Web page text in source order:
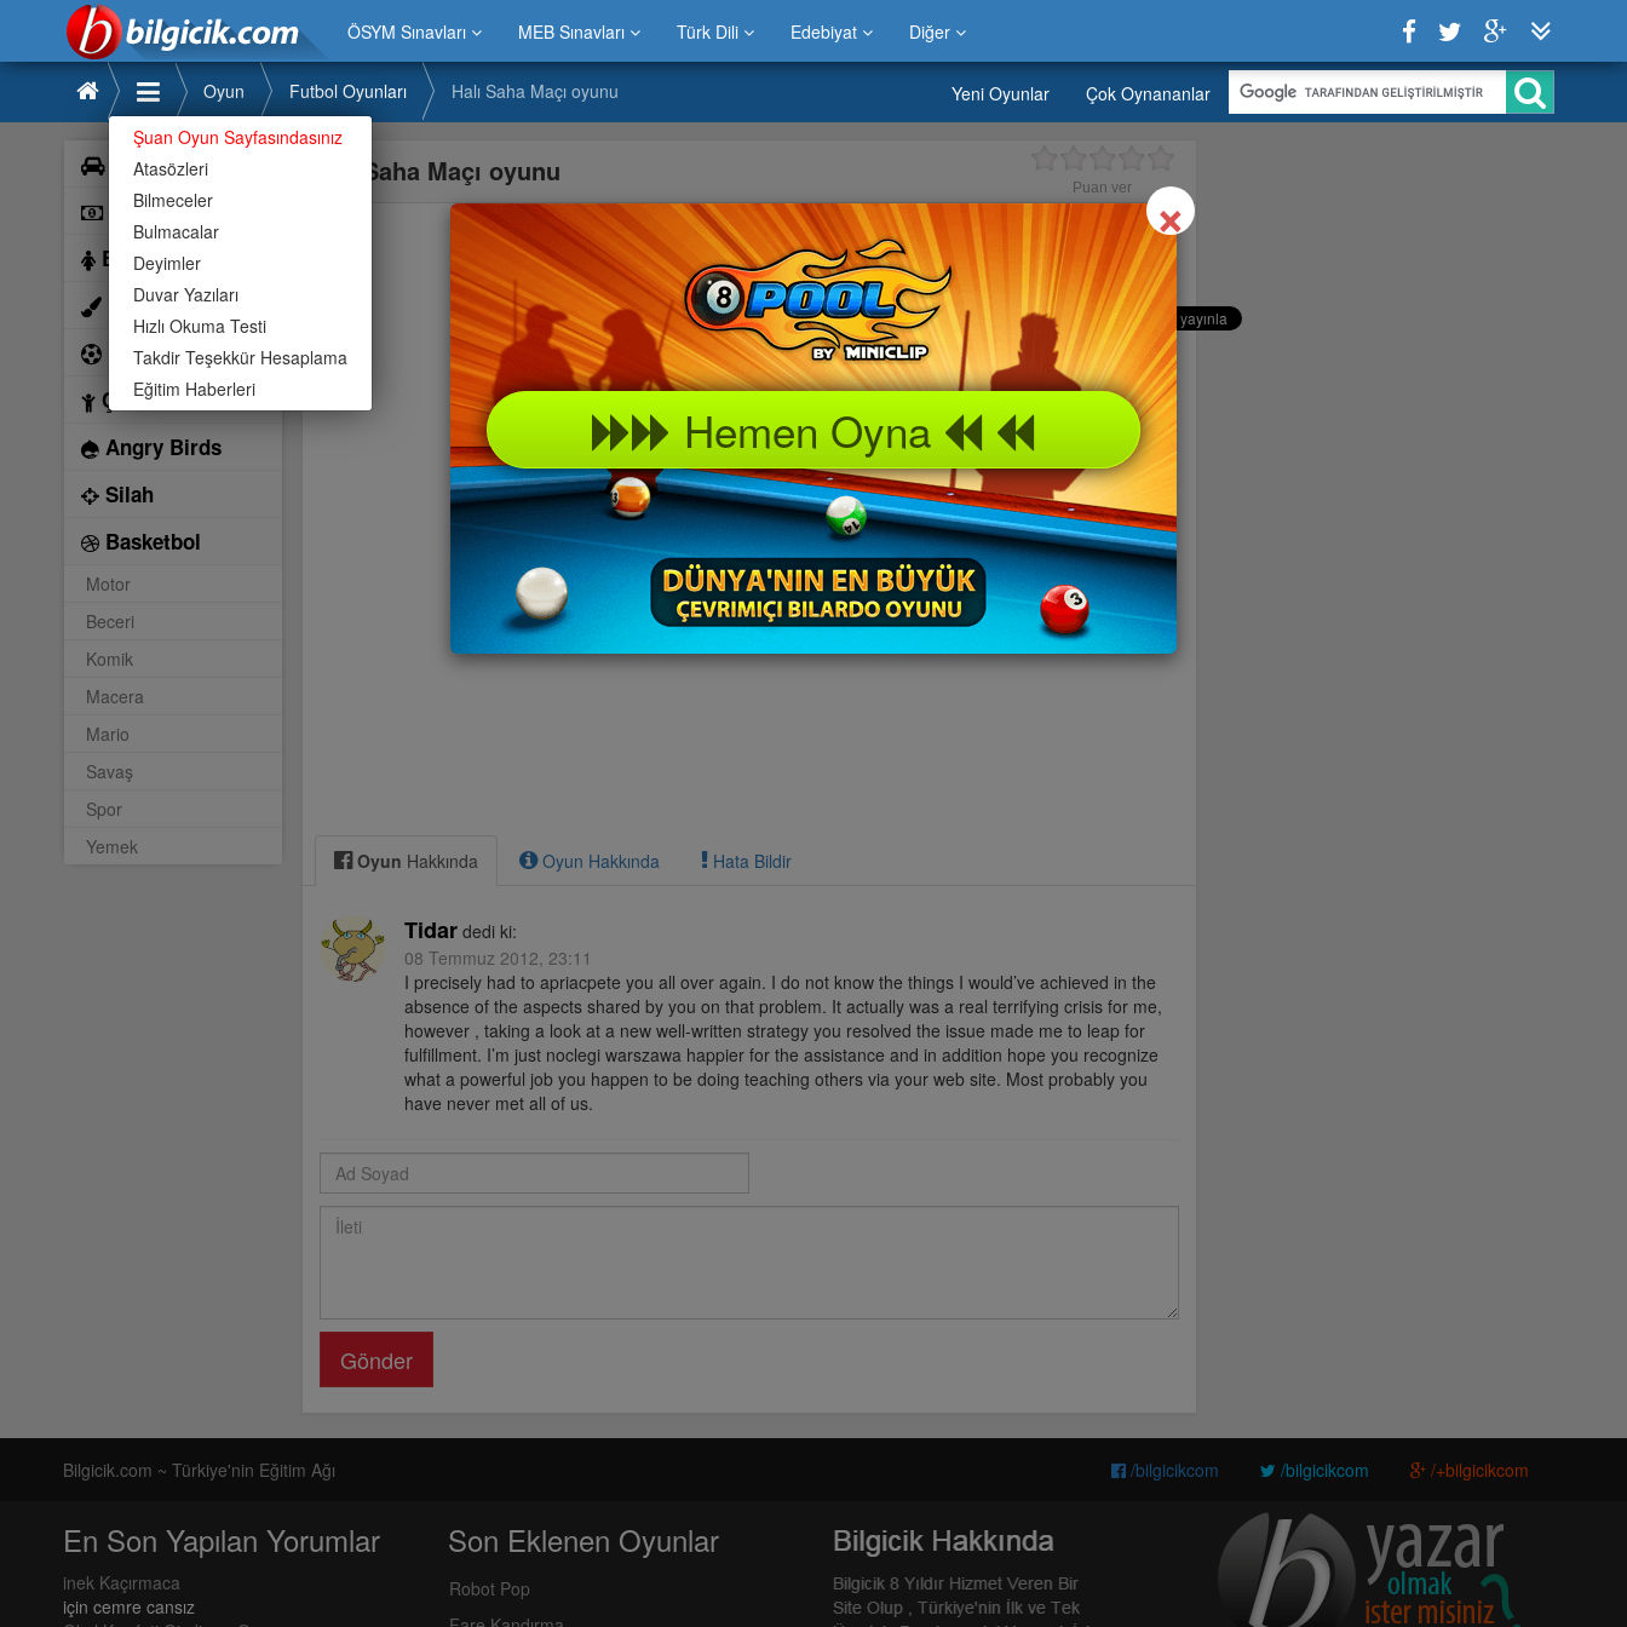
ÖSYM Sınavları MEB Sınavları Türk Dili Edebiyat Diğer
Şuan Oyun Sayfasındasınız
Atasözleri
Bilmeceler
Bulmacalar
Deyimler
Duvar Yazıları
Hızlı Okuma Testi
Takdir Teşekkür Hesaplama
Eğitim Haberleri
Oyun Futbol Oyunları Halı Saha Maçı oyunu Yeni Oyunlar Çok Oynananlar
Araba
Bilardo
Barbie
Boyama
Futbol
Çocuk
Angry Birds
Silah
Basketbol
Motor
Beceri
Komik
Macera
Mario
Savaş
Spor
Yemek
Halı Saha Maçı oyunu Puan ver
Oyun Hakkında Oyun Hakkında Hata Bildir
Tidar dedi ki:
08 Temmuz 2012, 23:11
I precisely had to apriacpete you all over again. I do not know the things I would’ve achieved in the
absence of the aspects shared by you on that problem. It actually was a real terrifying crisis for me,
however , taking a look at a new well-written strategy you resolved the issue made me to leap for
fulfillment. I’m just noclegi warszawa happier for the assistance and in addition hope you recognize
what a powerful job you happen to be doing teaching others via your web site. Most probably you
have never met all of us.
Gönder
Bilgicik.com ~ Türkiye'nin Eğitim Ağı /bilgicikcom /bilgicikcom /+bilgicikcom
En Son Yapılan Yorumlar
inek Kaçırmaca
için cemre cansız
Son Eklenen Oyunlar
Robot Pop
×Close
Hemen Oyna